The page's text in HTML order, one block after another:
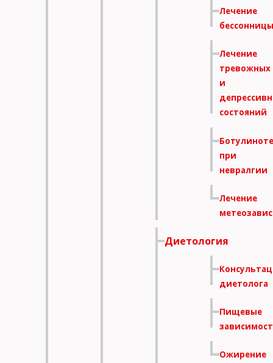
Лечение
бессонницы
Лечение
тревожных
и
состояний
при
невралгии
Лечение
Диетология
диетолога
Пищевые
Ожирение